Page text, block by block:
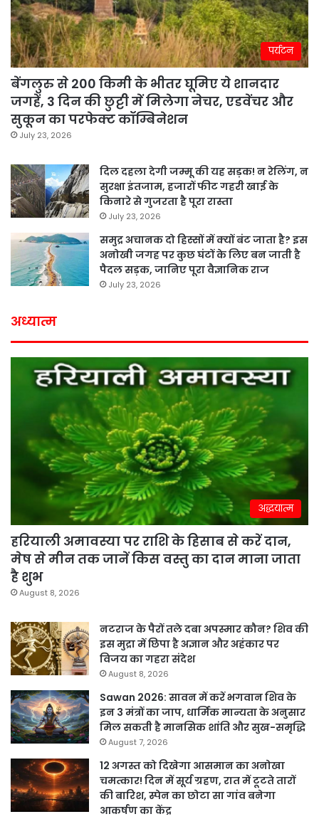
पर्यटन
बेंगलुरु से 200 किमी के भीतर घूमिए ये शानदार
जगहें, 3 दिन की छुट्टी में मिलेगा नेचर, एडवेंचर और
सुकून का परफेक्ट कॉम्बिनेशन
July 23, 2026
दिल दहला देगी जम्मू की यह सड़क! न रेलिंग, न
सुरक्षा इंतजाम, हजारों फीट गहरी खाई के
किनारे से गुजरता है पूरा रास्ता
July 23, 2026
समुद्र अचानक दो हिस्सों में क्यों बंट जाता है? इस
अनोखी जगह पर कुछ घंटों के लिए बन जाती है
पैदल सड़क, जानिए पूरा वैज्ञानिक राज
July 23, 2026
अध्यात्म
अद्धयात्म
हरियाली अमावस्या पर राशि के हिसाब से करें दान,
मेष से मीन तक जानें किस वस्तु का दान माना जाता
है शुभ
August 8, 2026
नटराज के पैरों तले दबा अपस्मार कौन? शिव की
इस मुद्रा में छिपा है अज्ञान और अहंकार पर
विजय का गहरा संदेश
August 8, 2026
Sawan 2026: सावन में करें भगवान शिव के
इन 3 मंत्रों का जाप, धार्मिक मान्यता के अनुसार
मिल सकती है मानसिक शांति और सुख-समृद्धि
August 7, 2026
12 अगस्त को दिखेगा आसमान का अनोखा
चमत्कार! दिन में सूर्य ग्रहण, रात में टूटते तारों
की बारिश, स्पेन का छोटा सा गांव बनेगा
आकर्षण का केंद्र